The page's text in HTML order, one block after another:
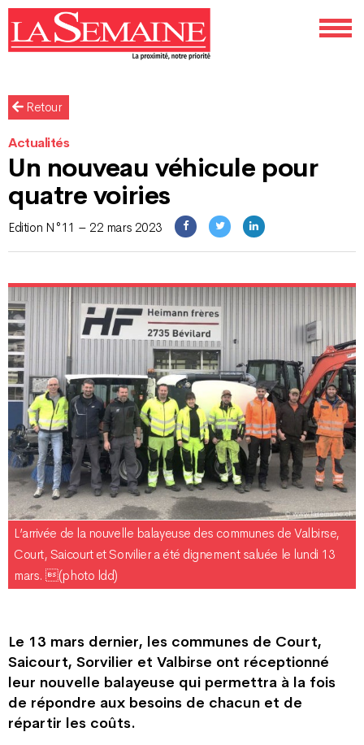
Retour
Actualités
Un nouveau véhicule pour
quatre voiries
Edition N°11 – 22 mars 2023
L’arrivée de la nouvelle balayeuse des communes de Valbirse,
Court, Saicourt et Sorvilier a été dignement saluée le lundi 13
mars. (photo ldd)
Le 13 mars dernier, les communes de Court,
Saicourt, Sorvilier et Valbirse ont réceptionné
leur nouvelle balayeuse qui permettra à la fois
de répondre aux besoins de chacun et de
répartir les coûts.